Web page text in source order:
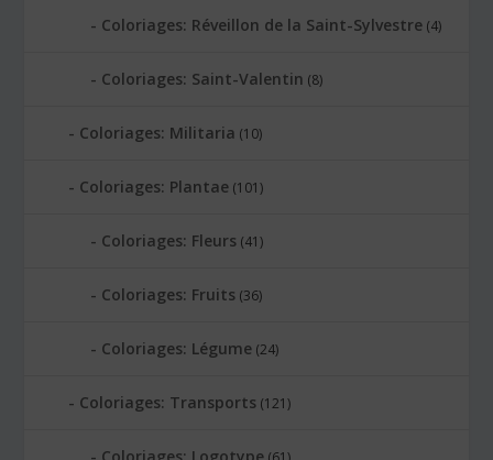
Coloriages: Réveillon de la Saint-Sylvestre (4)
Coloriages: Saint-Valentin (8)
Coloriages: Militaria (10)
Coloriages: Plantae (101)
Coloriages: Fleurs (41)
Coloriages: Fruits (36)
Coloriages: Légume (24)
Coloriages: Transports (121)
Coloriages: Logotype